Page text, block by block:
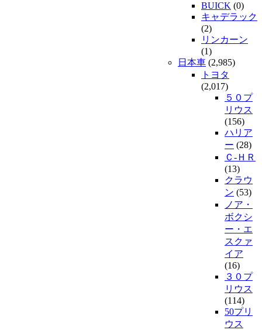
BUICK (0)
キャデラック
(2)
リンカーン
(1)
日本車 (2,985)
トヨタ
(2,017)
５０プ
リウス
(156)
ハリア
ー (28)
Ｃ-ＨＲ
(13)
クラウ
ン (53)
ノア・
ボクシ
ー・エ
スクァ
イア
(16)
３０プ
リウス
(114)
50プリ
ウス